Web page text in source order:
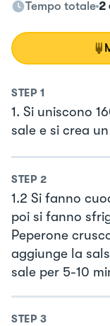
Tempo totale 2
STEP 1
1. Si uniscono
sale e si crea
STEP 2
1.2 Si fanno
poi si fanno
Peperone
aggiunge la
sale per 5-10
STEP 3